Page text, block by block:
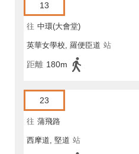
13
往 中環(大會堂)
英華女學校, 羅便臣道 站
距離 180m
23
往 蒲飛路
西摩道, 堅道 站